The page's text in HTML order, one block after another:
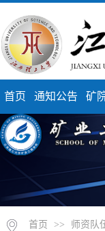
首页 通知公告 矿
首页 >> 师资队